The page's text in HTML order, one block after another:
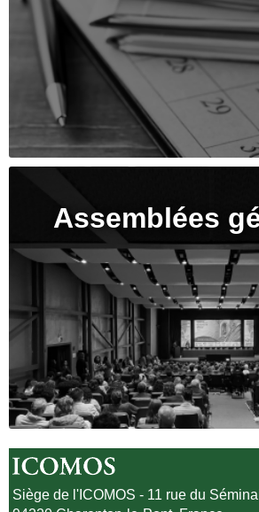
Assemblées
Siège de l'ICOMOS - 11 rue du